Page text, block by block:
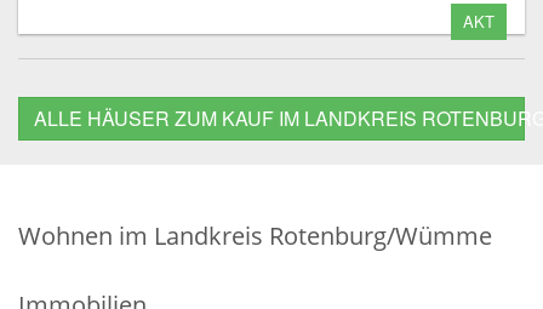
AKT
ALLE HÄUSER ZUM KAUF IM LANDKREIS
Wohnen im Landkreis Rotenburg/Wümme